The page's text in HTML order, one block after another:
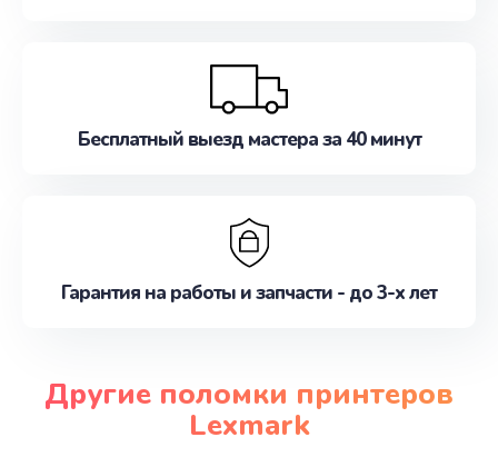
Бесплатный выезд мастера за 40 минут
Гарантия на работы и запчасти - до 3-х лет
Другие поломки принтеров
Lexmark